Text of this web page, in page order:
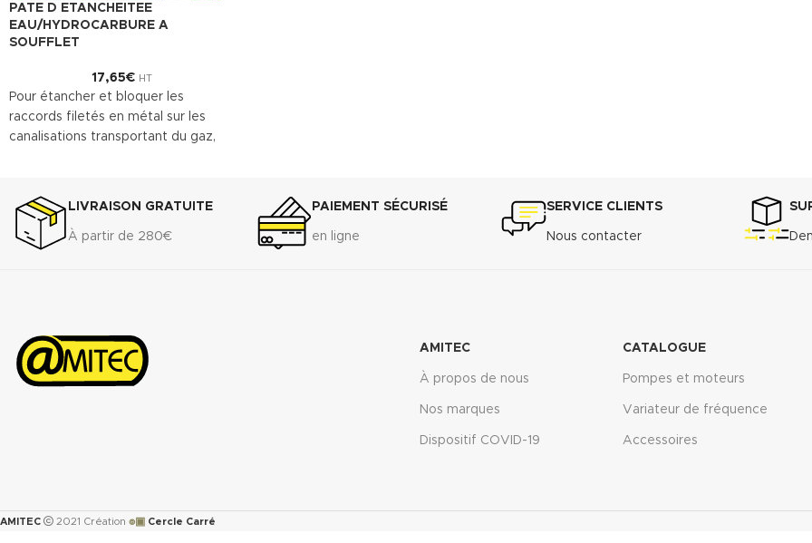
PATE D ETANCHEITEE
EAU/HYDROCARBURE A
SOUFFLET
17,65€ HT
Pour étancher et bloquer les
raccords filetés en métal sur les
canalisations transportant du gaz,
Convient entre autres à l'acier, au
laiton et à l'inox.
Télécharger la fiche technique
LIVRAISON GRATUITE
À partir de 280€
PAIEMENT SÉCURISÉ
en ligne
SERVICE CLIENTS
Nous contacter
AMITEC
À propos de nous
Nos marques
Dispositif COVID-19
CATALOGUE
Pompes et moteurs
Variateur de fréquence
Accessoires
AMITEC 2021 Création ๏▣ Cercle Carré